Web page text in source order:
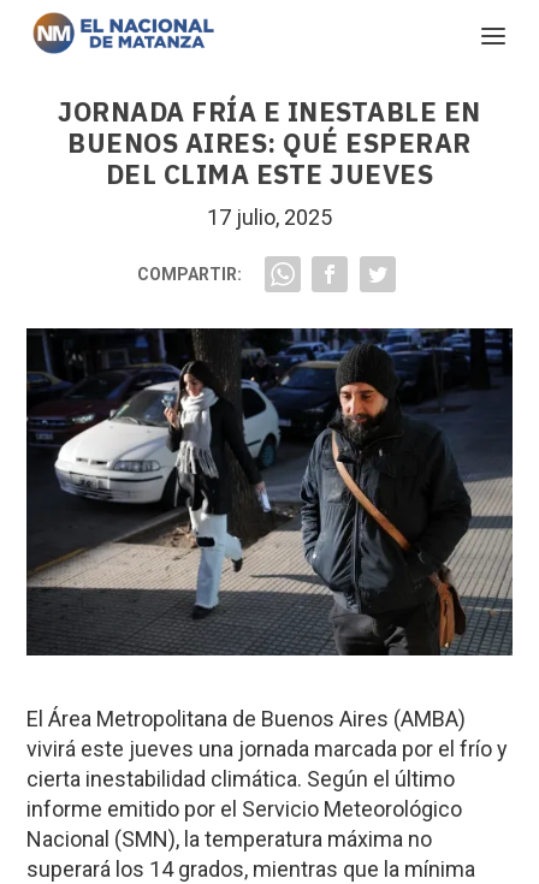
JORNADA FRÍA E INESTABLE EN
BUENOS AIRES: QUÉ ESPERAR
DEL CLIMA ESTE JUEVES
17 julio, 2025
COMPARTIR:
El Área Metropolitana de Buenos Aires (AMBA)
vivirá este jueves una jornada marcada por el frío y
cierta inestabilidad climática. Según el último
informe emitido por el Servicio Meteorológico
Nacional (SMN), la temperatura máxima no
superará los 14 grados, mientras que la mínima